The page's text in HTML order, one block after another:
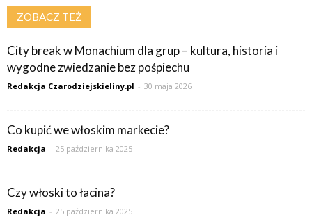
ZOBACZ TEŻ
City break w Monachium dla grup – kultura, historia i
wygodne zwiedzanie bez pośpiechu
Redakcja Czarodziejskieliny.pl - 30 maja 2026
Co kupić we włoskim markecie?
Redakcja - 25 października 2025
Czy włoski to łacina?
Redakcja - 25 października 2025